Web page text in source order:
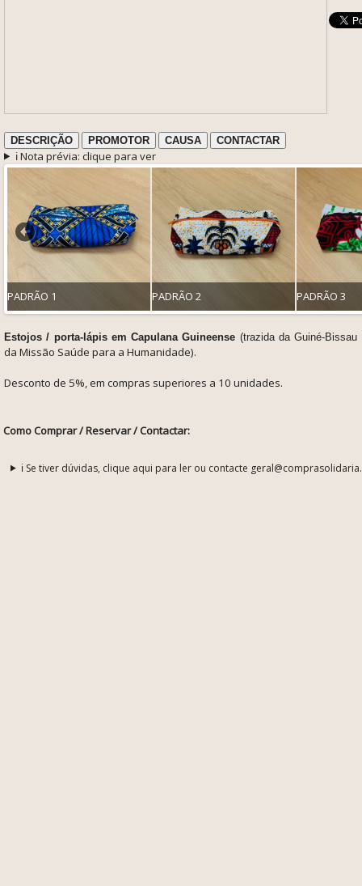
DESCRIÇÃO PROMOTOR CAUSA CONTACTAR
ℹ️ Nota prévia: clique para ver
PADRÃO 1 PADRÃO 2 PADRÃO 3
Estojos / porta-lápis em Capulana Guineense (trazida da Guiné-
da Missão Saúde para a Humanidade).
Desconto de 5%, em compras superiores a 10 unidades.
Como Comprar / Reservar / Contactar:
ℹ️ Se tiver dúvidas, clique aqui para ler ou contacte